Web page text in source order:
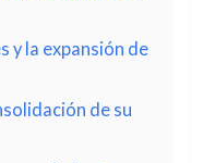
y la expansión de
de su